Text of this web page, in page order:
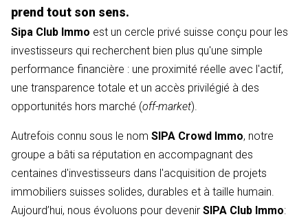
prend tout son sens.
Sipa Club Immo est un cercle privé suisse conçu pour les
investisseurs qui recherchent bien plus qu'une simple
performance financière : une proximité réelle avec l'actif,
une transparence totale et un accès privilégié à des
opportunités hors marché (off-market).
Autrefois connu sous le nom SIPA Crowd Immo, notre
groupe a bâti sa réputation en accompagnant des
centaines d'investisseurs dans l'acquisition de projets
immobiliers suisses solides, durables et à taille humain.
Aujourd’hui, nous évoluons pour devenir SIPA Club Immo: